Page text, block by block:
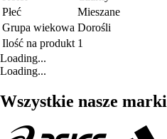
Płeć
Mieszane
Grupa wiekowa Dorośli
Ilość na produkt 1
Loading...
Loading...
Wszystkie nasze marki